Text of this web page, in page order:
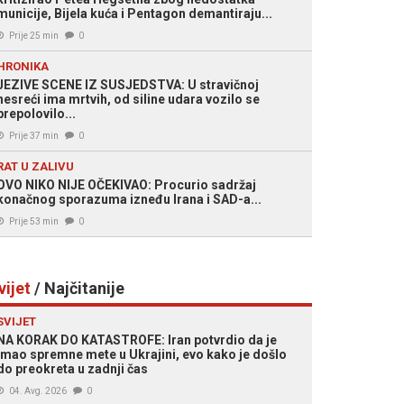
Bijela kuća i Pentagon demantiraju...
Prije 25 min 0
SCENE IZ SUSJEDSTVA: U stravičnoj
ima mrtvih, od siline udara vozilo se
Prije 37 min 0
U ZALIVU
NIKO NIJE OČEKIVAO: Procurio sadržaj
sporazuma izneđu Irana i SAD-a...
Prije 53 min 0
/ Najčitanije
KORAK DO KATASTROFE: Iran potvrdio da je
spremne mete u Ukrajini, evo kako je došlo
preokreta u zadnji čas
04. Avg. 2026 0